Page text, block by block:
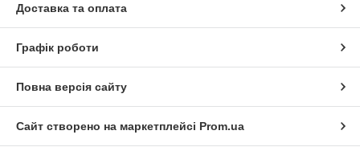
Доставка та оплата
Графік роботи
Повна версія сайту
Сайт створено на маркетплейсі Prom.ua